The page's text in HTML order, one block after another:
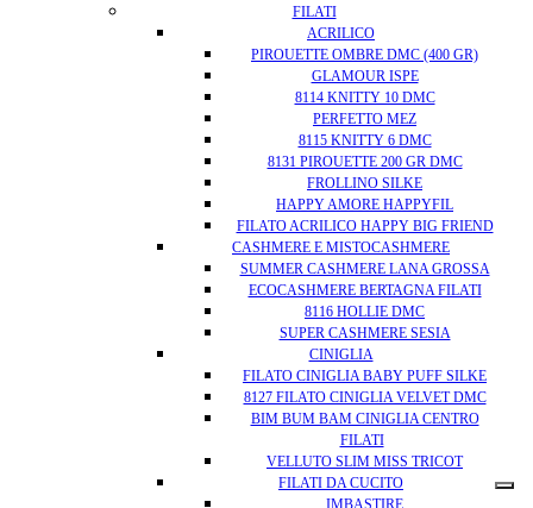
FILATI
ACRILICO
PIROUETTE OMBRE DMC (400 GR)
GLAMOUR ISPE
8114 KNITTY 10 DMC
PERFETTO MEZ
8115 KNITTY 6 DMC
8131 PIROUETTE 200 GR DMC
FROLLINO SILKE
HAPPY AMORE HAPPYFIL
FILATO ACRILICO HAPPY BIG FRIEND
CASHMERE E MISTOCASHMERE
SUMMER CASHMERE LANA GROSSA
ECOCASHMERE BERTAGNA FILATI
8116 HOLLIE DMC
SUPER CASHMERE SESIA
CINIGLIA
FILATO CINIGLIA BABY PUFF SILKE
8127 FILATO CINIGLIA VELVET DMC
BIM BUM BAM CINIGLIA CENTRO
FILATI
VELLUTO SLIM MISS TRICOT
FILATI DA CUCITO
IMBASTIRE